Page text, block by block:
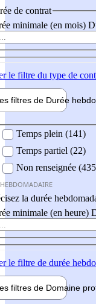
de contrat
minimale (en mois)
le filtre du type de
filtres de Durée hebdo
Temps plein (141)
Temps partiel (22)
Non renseignée
la durée
minimale (en heure)
le filtre de durée
filtres de Domaine pro